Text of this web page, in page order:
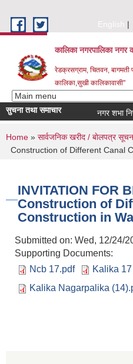
English
कालिका नगरपालिका नगर
रेडक्रसग्राम, चितवन, बागमती
कालिका,सुखी कालिकावासी"
सुचना तथा समाचार नगर शभा
You are here
Home » सार्वजनिक खरीद / बाेलपत्र
Construction of Different Canal
INVITATION FOR
Construction of
Construction in
Submitted on: Wed, 12/24/
Supporting Documents:
Ncb 17.pdf
Kalika
Kalika Nagarpalika